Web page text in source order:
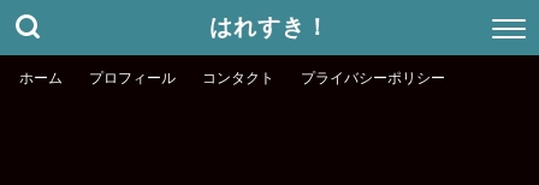
はれすき！
ホーム プロフィール コンタクト プライバシーポリシー